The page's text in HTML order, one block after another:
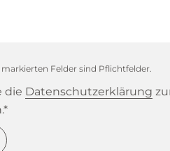
Felder sind Pflichtfelder.
die Datenschutzerklärung